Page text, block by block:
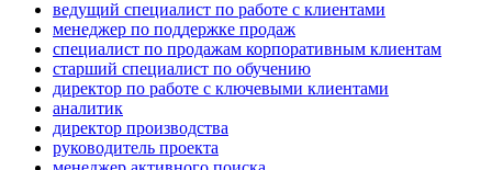
ведущий специалист по работе с клиентами
менеджер по поддержке продаж
специалист по продажам корпоративным клиентам
старший специалист по обучению
директор по работе с ключевыми клиентами
аналитик
директор производства
руководитель проекта